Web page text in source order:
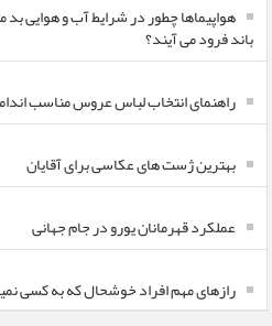
هواپیماها چطور در شرایط آب و هوایی بد
باند فرود می آیند؟
راهنمای انتخاب لباس عروس مناسب
بهترین ژست های عکاسی برای آقایان
عملکرد قهرمانان یورو در جام جهانی
رازهای مهم افراد خوشحال که به کسی